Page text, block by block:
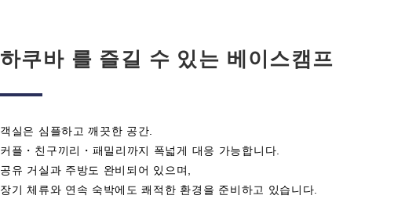
하쿠바 를 즐길 수 있는 베이스캠프
객실은 심플하고 깨끗한 공간.
커플・친구끼리・패밀리까지 폭넓게 대응 가능합니다.
공유 거실과 주방도 완비되어 있으며,
장기 체류와 연속 숙박에도 쾌적한 환경을 준비하고 있습니다.